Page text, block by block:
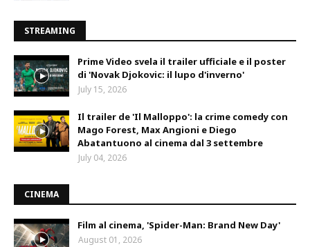
STREAMING
Prime Video svela il trailer ufficiale e il poster
di 'Novak Djokovic: il lupo d'inverno'
July 15, 2026
Il trailer de 'Il Malloppo': la crime comedy con
Mago Forest, Max Angioni e Diego
Abatantuono al cinema dal 3 settembre
July 04, 2026
CINEMA
Film al cinema, 'Spider-Man: Brand New Day'
August 01, 2026